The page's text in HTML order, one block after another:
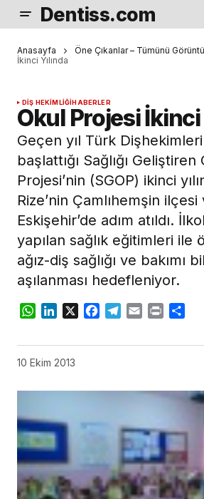
Dentiss.com
Anasayfa Öne Çıkanlar – Tümünü
İkinci Yılında
DIŞ HEKIMLIĞIHABERLER
Okul Projesi İkinci
Geçen yıl Türk Dişhekimleri
başlattığı Sağlığı
Projesi’nin (SGOP) ikinci
Rize’nin Çamlıhemşin ilçesi
Eskişehir’de adım atıldı.
yapılan sağlık eğitimleri ile
ağız-diş sağlığı ve bakımı
aşılanması hedefleniyor.
WhatsApp
LinkedIn
X Facebook
Telegram
Email Print
10 Ekim 2013